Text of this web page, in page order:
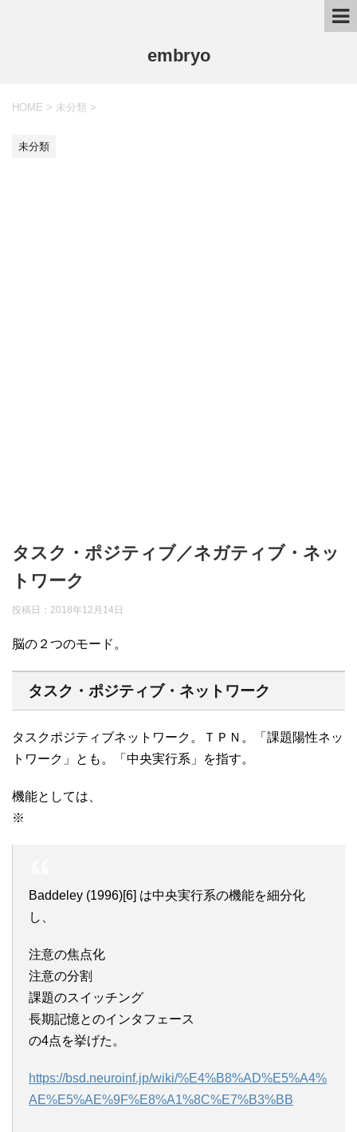
embryo
HOME > 未分類 >
未分類
タスク・ポジティブ／ネガティブ・ネッ
トワーク
投稿日： 2018年12月14日
脳の２つのモード。
タスク・ポジティブ・ネットワーク
タスクポジティブネットワーク。ＴＰＮ。「課題陽性ネッ
トワーク」とも。「中央実行系」を指す。
機能としては、
※
Baddeley (1996)[6] は中央実行系の機能を細分化
し、
注意の焦点化
注意の分割
課題のスイッチング
長期記憶とのインタフェース
の4点を挙げた。
https://bsd.neuroinf.jp/wiki/%E4%B8%AD%E5%A4%
AE%E5%AE%9F%E8%A1%8C%E7%B3%BB